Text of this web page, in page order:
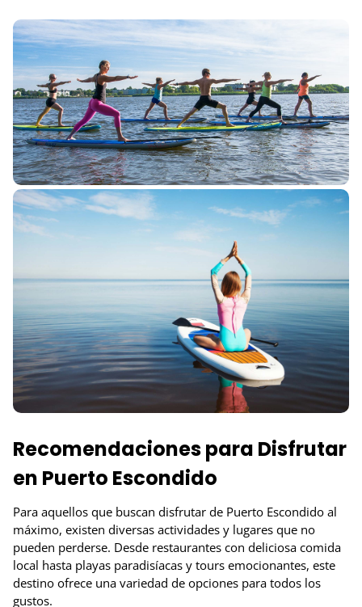
Recomendaciones para Disfrutar
en Puerto Escondido
Para aquellos que buscan disfrutar de Puerto Escondido al
máximo, existen diversas actividades y lugares que no
pueden perderse. Desde restaurantes con deliciosa comida
local hasta playas paradisíacas y tours emocionantes, este
destino ofrece una variedad de opciones para todos los
gustos.